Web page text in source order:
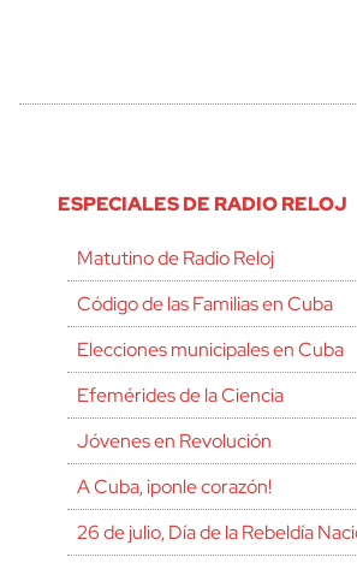
ESPECIALES DE RADIO RELOJ
Matutino de Radio Reloj
Código de las Familias en Cuba
Elecciones municipales en Cuba
Efemérides de la Ciencia
Jóvenes en Revolución
A Cuba, ¡ponle corazón!
26 de julio, Día de la Rebeldía